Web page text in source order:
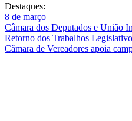
Destaques:
8 de março
Câmara dos Deputados e União
Retorno dos Trabalhos
Câmara de Vereadores apoia